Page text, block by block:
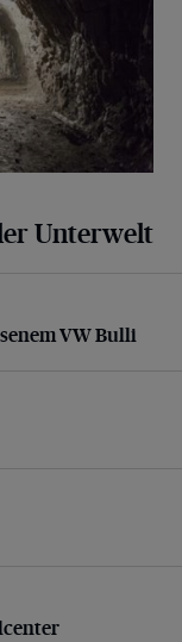
Unterwelt
VW Bulli
VW Bulli